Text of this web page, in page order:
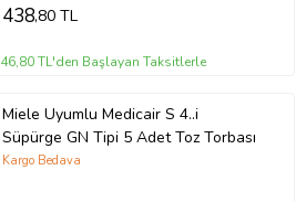
438,80 TL
46,80 TL'den Başlayan Taksitlerle
Miele Uyumlu Medicair S 4..i
Süpürge GN Tipi 5 Adet Toz Torbası
Kargo Bedava